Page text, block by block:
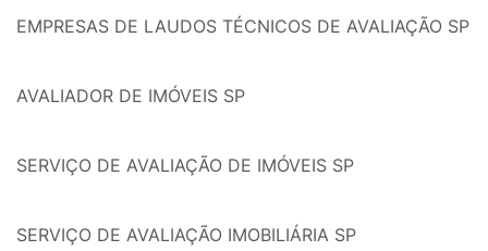
EMPRESAS DE LAUDOS TÉCNICOS DE AVALIAÇÃO SP
AVALIADOR DE IMÓVEIS SP
SERVIÇO DE AVALIAÇÃO DE IMÓVEIS SP
SERVIÇO DE AVALIAÇÃO IMOBILIÁRIA SP